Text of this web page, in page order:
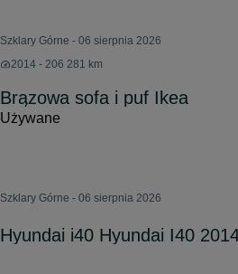
Szklary Górne - 06 sierpnia 2026
2014 - 206 281 km
Brązowa sofa i puf Ikea
Używane
Szklary Górne - 06 sierpnia 2026
Hyundai i40 Hyundai I40